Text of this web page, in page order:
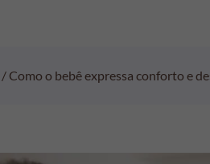
/ Como o bebê expressa conforto e